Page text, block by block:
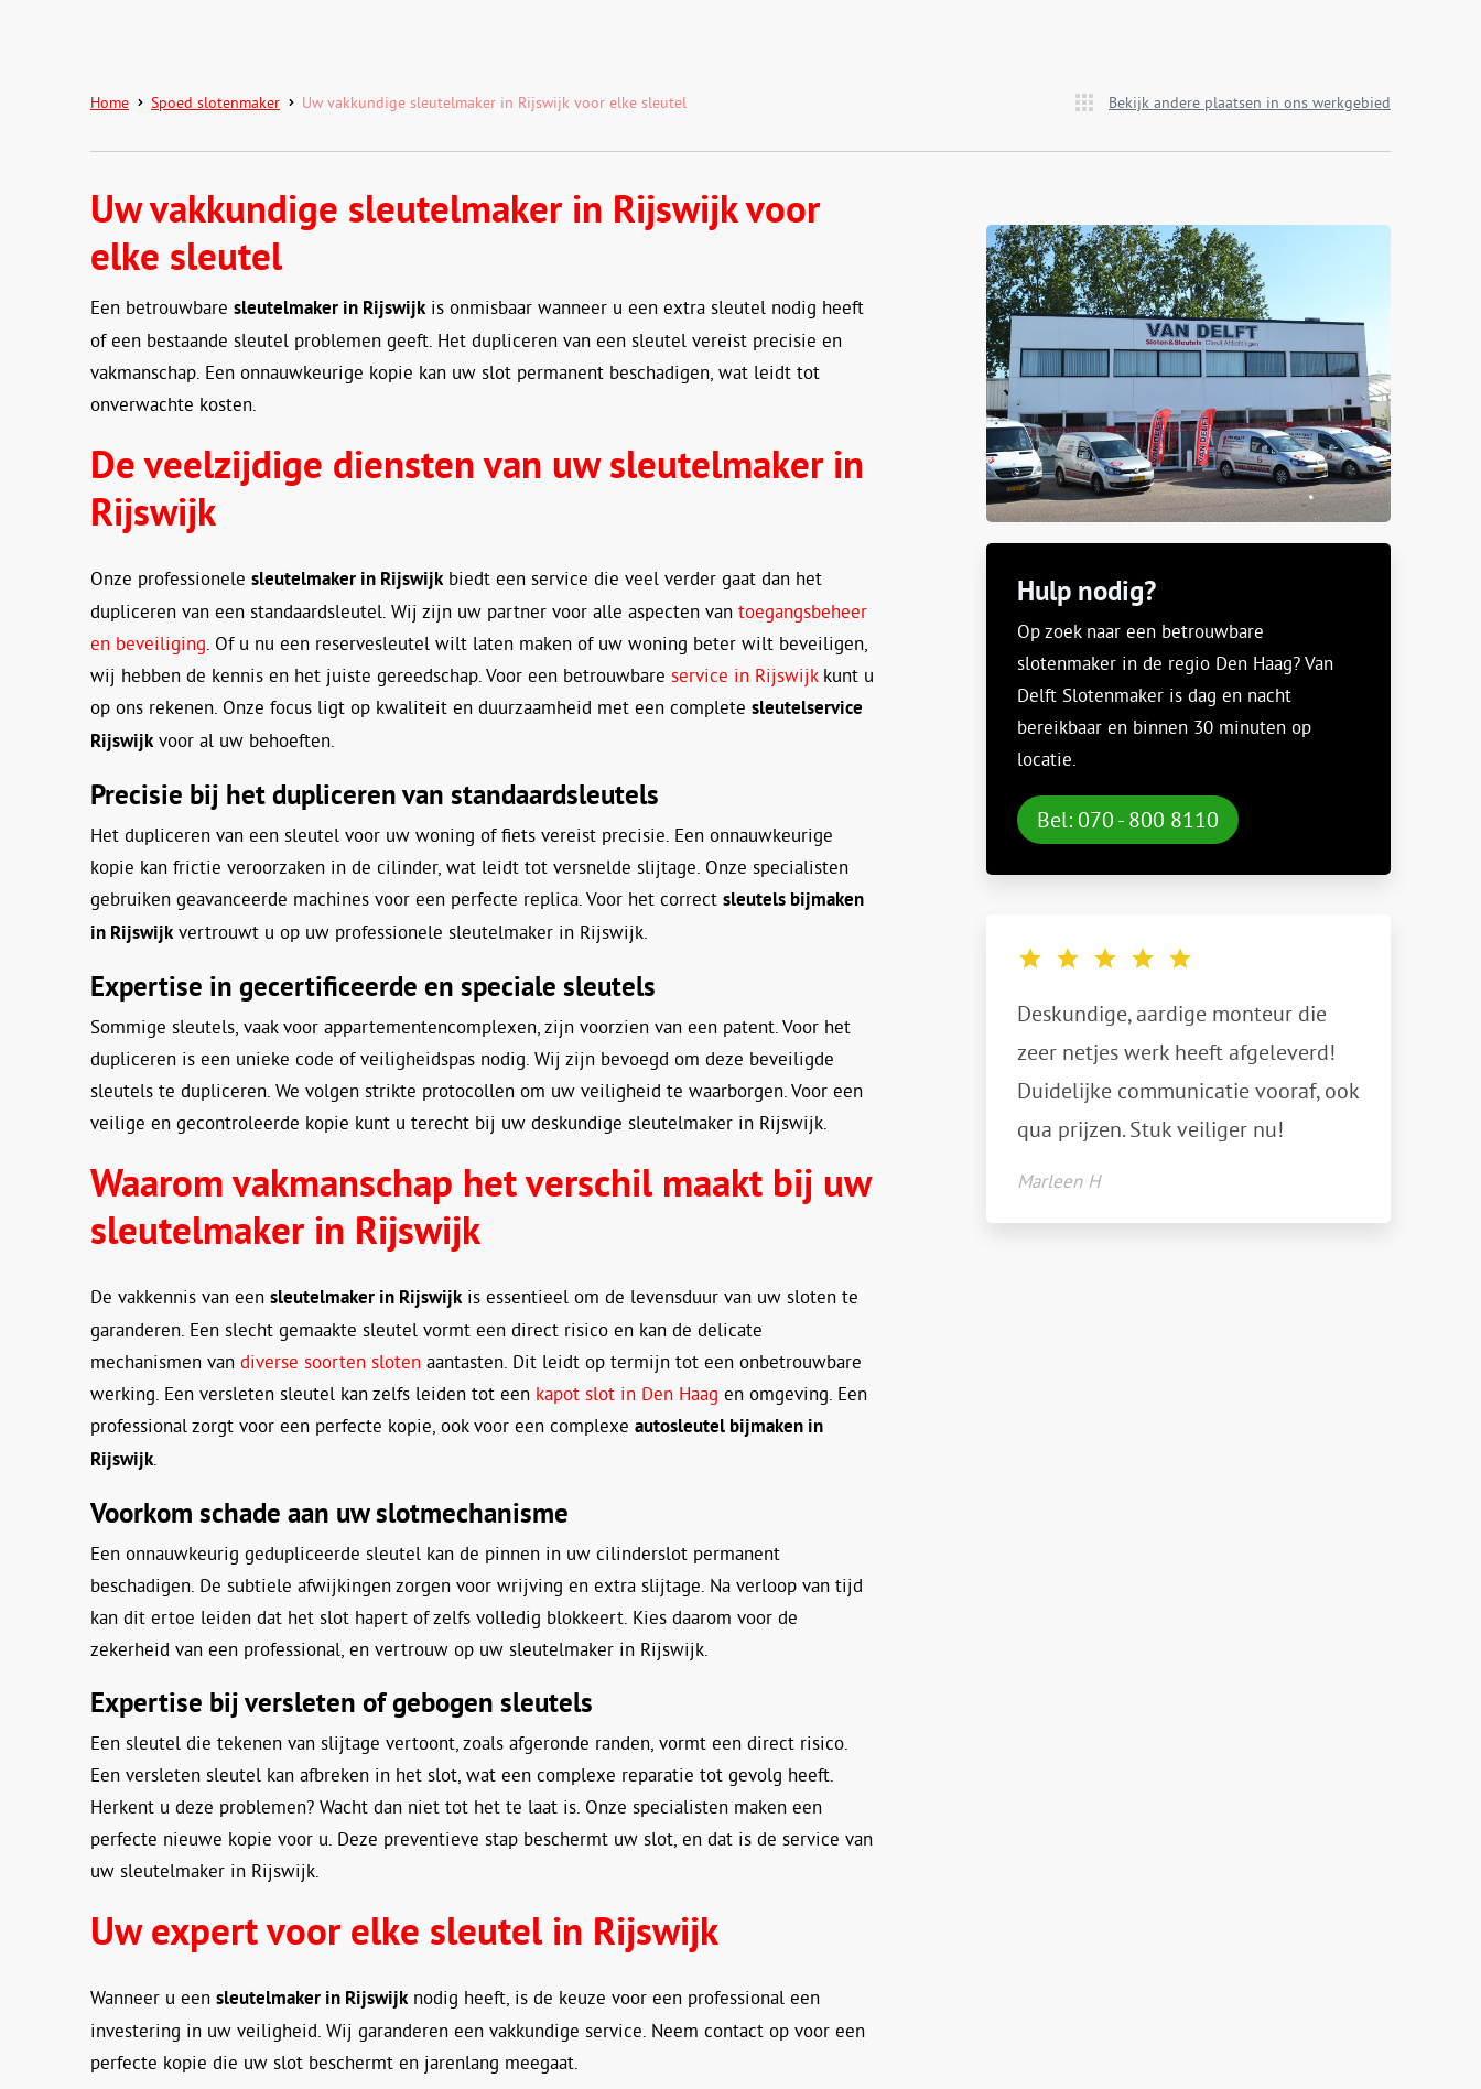
Home Spoed slotenmaker Uw vakkundige sleutelmaker in Rijswijk voor elke sleutel Bekijk andere plaatsen in ons werkgebied
Uw vakkundige sleutelmaker in Rijswijk voor
elke sleutel
Een betrouwbare sleutelmaker in Rijswijk is onmisbaar wanneer u een extra sleutel nodig heeft
of een bestaande sleutel problemen geeft. Het dupliceren van een sleutel vereist precisie en
vakmanschap. Een onnauwkeurige kopie kan uw slot permanent beschadigen, wat leidt tot
onverwachte kosten.
De veelzijdige diensten van uw sleutelmaker in
Rijswijk
Onze professionele sleutelmaker in Rijswijk biedt een service die veel verder gaat dan het
dupliceren van een standaardsleutel. Wij zijn uw partner voor alle aspecten van toegangsbeheer
en beveiliging . Of u nu een reservesleutel wilt laten maken of uw woning beter wilt beveiligen,
wij hebben de kennis en het juiste gereedschap. Voor een betrouwbare service in Rijswijkkunt u
op ons rekenen. Onze focus ligt op kwaliteit en duurzaamheid met een complete sleutelservice
Rijswijk voor al uw behoeften.
Precisie bij het dupliceren van standaardsleutels
Het dupliceren van een sleutel voor uw woning of fiets vereist precisie. Een onnauwkeurige
kopie kan frictie veroorzaken in de cilinder, wat leidt tot versnelde slijtage. Onze specialisten
gebruiken geavanceerde machines voor een perfecte replica. Voor het correct sleutels bijmaken
in Rijswijk vertrouwt u op uw professionele sleutelmaker in Rijswijk.
Expertise in gecertificeerde en speciale sleutels
Sommige sleutels, vaak voor appartementencomplexen, zijn voorzien van een patent. Voor het
dupliceren is een unieke code of veiligheidspas nodig. Wij zijn bevoegd om deze beveiligde
sleutels te dupliceren. We volgen strikte protocollen om uw veiligheid te waarborgen. Voor een
veilige en gecontroleerde kopie kunt u terecht bij uw deskundige sleutelmaker in Rijswijk.
Waarom vakmanschap het verschil maakt bij uw
sleutelmaker in Rijswijk
De vakkennis van een sleutelmaker in Rijswijk is essentieel om de levensduur van uw sloten te
garanderen. Een slecht gemaakte sleutel vormt een direct risico en kan de delicate
mechanismen van diverse soorten sloten aantasten. Dit leidt op termijn tot een onbetrouwbare
werking. Een versleten sleutel kan zelfs leiden tot een kapot slot in Den Haag en omgeving. Een
professional zorgt voor een perfecte kopie, ook voor een complexe autosleutel bijmaken in
Rijswijk
Voorkom schade aan uw slotmechanisme
Een onnauwkeurig gedupliceerde sleutel kan de pinnen in uw cilinderslot permanent
beschadigen. De subtiele afwijkingen zorgen voor wrijving en extra slijtage. Na verloop van tijd
kan dit ertoe leiden dat het slot hapert of zelfs volledig blokkeert. Kies daarom voor de
zekerheid van een professional, en vertrouw op uw sleutelmaker in Rijswijk.
Expertise bij versleten of gebogen sleutels
Een sleutel die tekenen van slijtage vertoont, zoals afgeronde randen, vormt een direct risico.
Een versleten sleutel kan afbreken in het slot, wat een complexe reparatie tot gevolg heeft.
Herkent u deze problemen? Wacht dan niet tot het te laat is. Onze specialisten maken een
perfecte nieuwe kopie voor u. Deze preventieve stap beschermt uw slot, en dat is de service van
uw sleutelmaker in Rijswijk.
Uw expert voor elke sleutel in Rijswijk
Wanneer u een sleutelmaker in Rijswijk nodig heeft, is de keuze voor een professional een
investering in uw veiligheid. Wij garanderen een vakkundige service. Neem contact op voor een
perfecte kopie die uw slot beschermt en jarenlang meegaat.
Hulp nodig?
Op zoek naar een betrouwbare
slotenmaker in de regio Den Haag? Van
Delft Slotenmaker is dag en nacht
bereikbaar en binnen 30 minuten op
locatie.
Bel: 070 - 800 8110
Deskundige, aardige monteur die
zeer netjes werk heeft afgeleverd!
Duidelijke communicatie vooraf, ook
qua prijzen. Stuk veiliger nu!
Marleen H